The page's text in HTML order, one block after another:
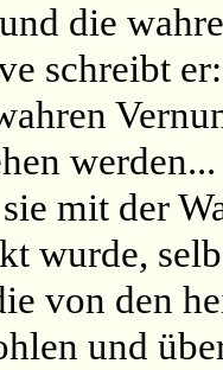
die
schreibt
mit der
wurde,
von den
und